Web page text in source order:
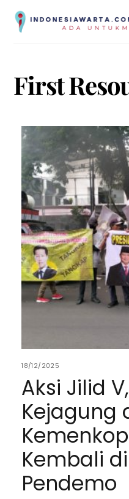
First
18/12/2025
Aksi Jilid
Kejagung
Kembali
Pendemo